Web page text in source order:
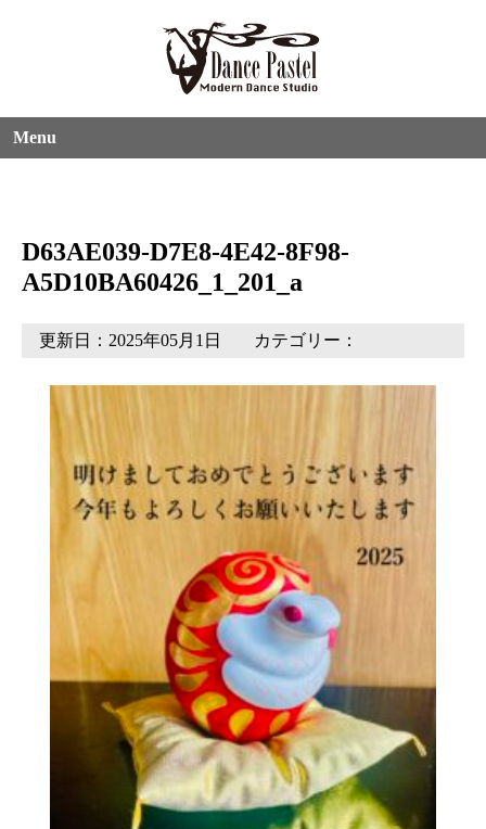
Menu
D63AE039-D7E8-4E42-8F98-
A5D10BA60426_1_201_a
更新日：2025年05月1日 カテゴリー：